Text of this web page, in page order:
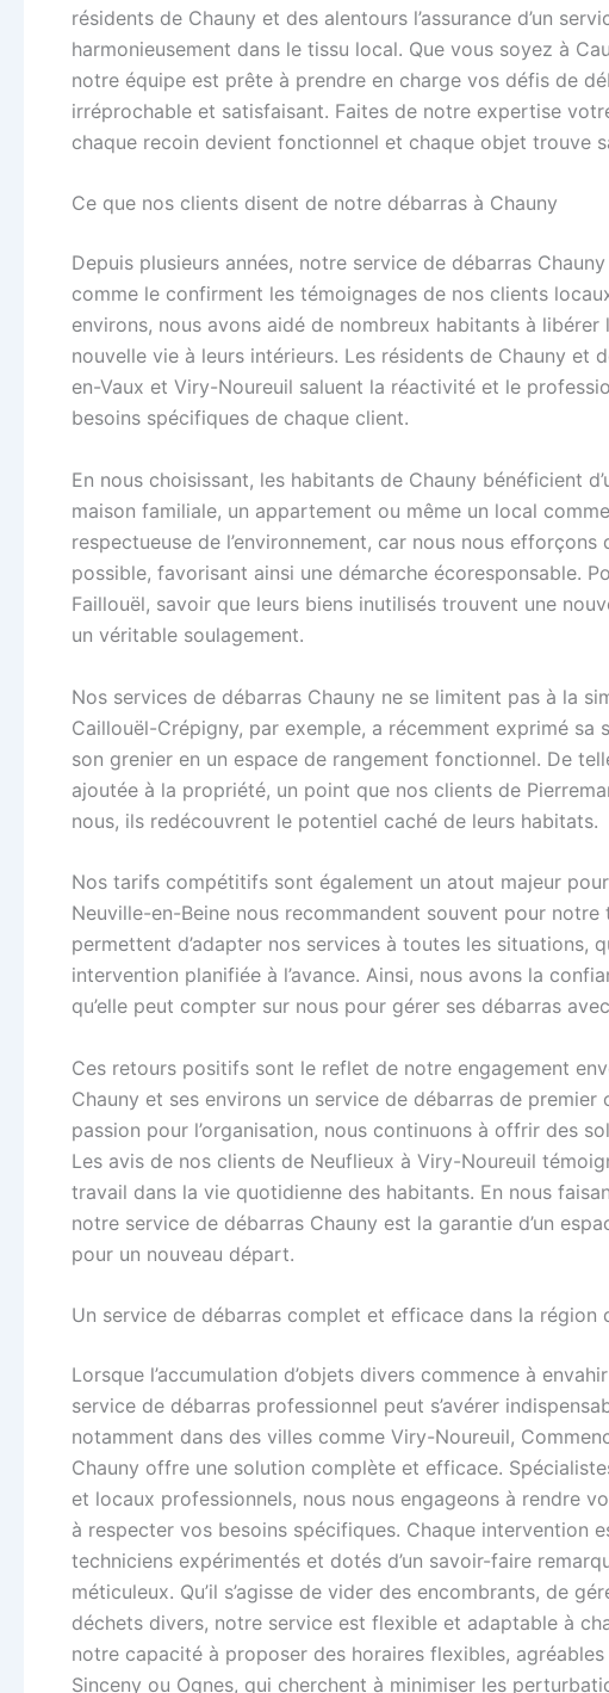
résidents de Chauny et des alentours l’assurance d’un
harmonieusement dans le tissu local. Que vous soyez à
notre équipe est prête à prendre en charge vos défis de
irréprochable et satisfaisant. Faites de notre expertise
chaque recoin devient fonctionnel et chaque objet trouve
Ce que nos clients disent de notre débarras à Chauny
Depuis plusieurs années, notre service de débarras
comme le confirment les témoignages de nos clients
environs, nous avons aidé de nombreux habitants à
nouvelle vie à leurs intérieurs. Les résidents de Chauny et
en-Vaux et Viry-Noureuil saluent la réactivité et le
besoins spécifiques de chaque client.
En nous choisissant, les habitants de Chauny bénéficient
maison familiale, un appartement ou même un local
respectueuse de l’environnement, car nous nous
possible, favorisant ainsi une démarche écoresponsable.
Faillouël, savoir que leurs biens inutilisés trouvent une
un véritable soulagement.
Nos services de débarras Chauny ne se limitent pas à la
Caillouël-Crépigny, par exemple, a récemment exprimé
son grenier en un espace de rangement fonctionnel. De
ajoutée à la propriété, un point que nos clients de
nous, ils redécouvrent le potentiel caché de leurs habitats.
Nos tarifs compétitifs sont également un atout majeur
Neuville-en-Beine nous recommandent souvent pour
permettent d’adapter nos services à toutes les situations,
intervention planifiée à l’avance. Ainsi, nous avons la
qu’elle peut compter sur nous pour gérer ses débarras
Ces retours positifs sont le reflet de notre engagement
Chauny et ses environs un service de débarras de
passion pour l’organisation, nous continuons à offrir des
Les avis de nos clients de Neuflieux à Viry-Noureuil
travail dans la vie quotidienne des habitants. En nous
notre service de débarras Chauny est la garantie d’un
pour un nouveau départ.
Un service de débarras complet et efficace dans la région
Lorsque l’accumulation d’objets divers commence à
service de débarras professionnel peut s’avérer
notamment dans des villes comme Viry-Noureuil,
Chauny offre une solution complète et efficace.
et locaux professionnels, nous nous engageons à rendre
à respecter vos besoins spécifiques. Chaque intervention
techniciens expérimentés et dotés d’un savoir-faire
méticuleux. Qu’il s’agisse de vider des encombrants, de
déchets divers, notre service est flexible et adaptable à
notre capacité à proposer des horaires flexibles,
Sinceny ou Ognes, qui cherchent à minimiser les